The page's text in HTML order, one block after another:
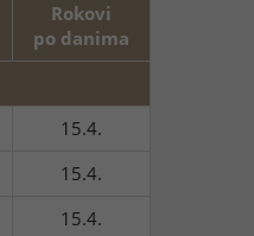
Rokovi
po danima
15.4.
15.4.
15.4.